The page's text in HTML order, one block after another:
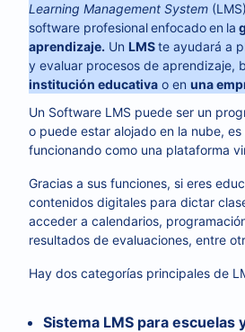
Learning Management System
software profesionalenfocadoen la
aprendizaje. Un LMSte ayudará a
y evaluar procesos de aprendizaje,
institución educativa o en una
Un Software LMS puede ser un
o puede estar alojado en la nube,
funcionando como una plataforma
Gracias a sus funciones, si eres
contenidos digitales para dictar
acceder a calendarios,
resultados de evaluaciones, entre
Hay dos categorías principales de
Sistema LMS para escuelas